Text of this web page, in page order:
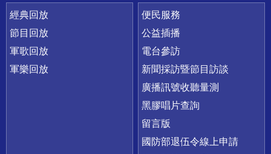
經典回放
節目回放
軍歌回放
軍樂回放
便民服務
公益插播
電台參訪
新聞採訪暨節目訪談
廣播訊號收聽量測
黑膠唱片查詢
留言版
國防部退伍令線上申請